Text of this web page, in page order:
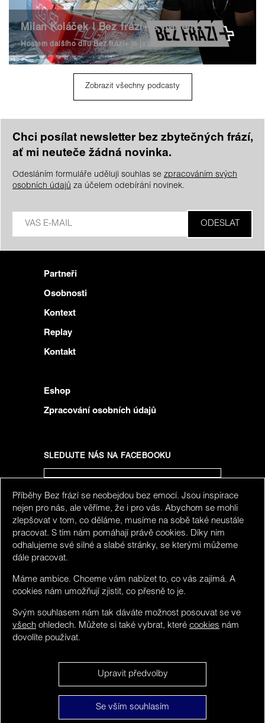
Milan Koláček | Bez frází+ s Karlem Nocarem
Zobrazit všechny podcasty
Chci posílat newsletter bez zbytečných frází,
ať mi neuteče žádná novinka.
Odesláním formuláře uděluji souhlas se zpracováním svých
osobních údajů za účelem odebírání novinek.
Partneři
Osobnosti
Kontext
Replay
Kontakt
Eshop
Zpracování osobních údajů
SLEDUJTE NÁS NA FACEBOOKU
SLEDUJTE NÁS NA INSTAGRAMU
Bez frází ©
2016 - 2026
Příběhy Bez frází se neobejdou bez emocí. Jsou inspirace
nejen pro nás, ale věříme, že i pro vás. Abychom se mohli
zlepšovat v tom, co děláme, musíme na sobě také neustále
pracovat. S tím nám pomáhají právě cookies. Díky nim
odhalujeme své silné a slabé stránky, se kterými můžeme
dále pracovat.
Máme ambice. Chceme vám nabízet to, co vás zajímá. A
cookies nám umožňují zjistit, co přesně to je.
Svým souhlasem nám tak dáváte možnost posouvat se ve
všech ohledech. Můžete si také vybrat, které cookies nám
dovolíte používat.
Upravit předvolby
Se vším souhlasím
We detected you maybe do not speak Czech. You can
NO, stay here and hide this.